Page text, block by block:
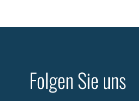
Folgen Sie uns